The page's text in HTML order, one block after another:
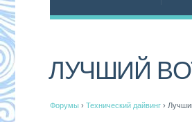
ЛУЧШИЙ
Форумы › Технический дайвинг ›